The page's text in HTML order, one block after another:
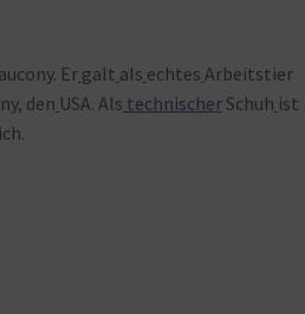
Er galt als echtes Arbeitstier
den USA. Als technischerSchuh ist